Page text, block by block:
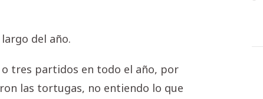
del año.
tres partidos en todo el año, por
las tortugas, no entiendo lo que